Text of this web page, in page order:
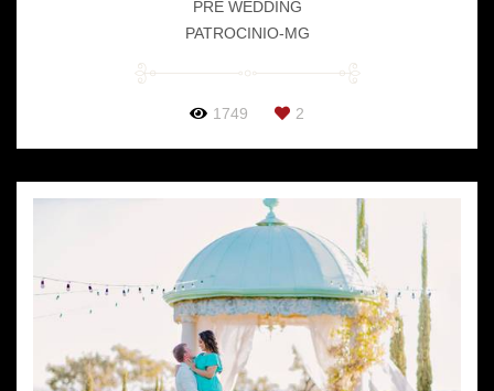
PRE WEDDING
PATROCINIO-MG
1749 2